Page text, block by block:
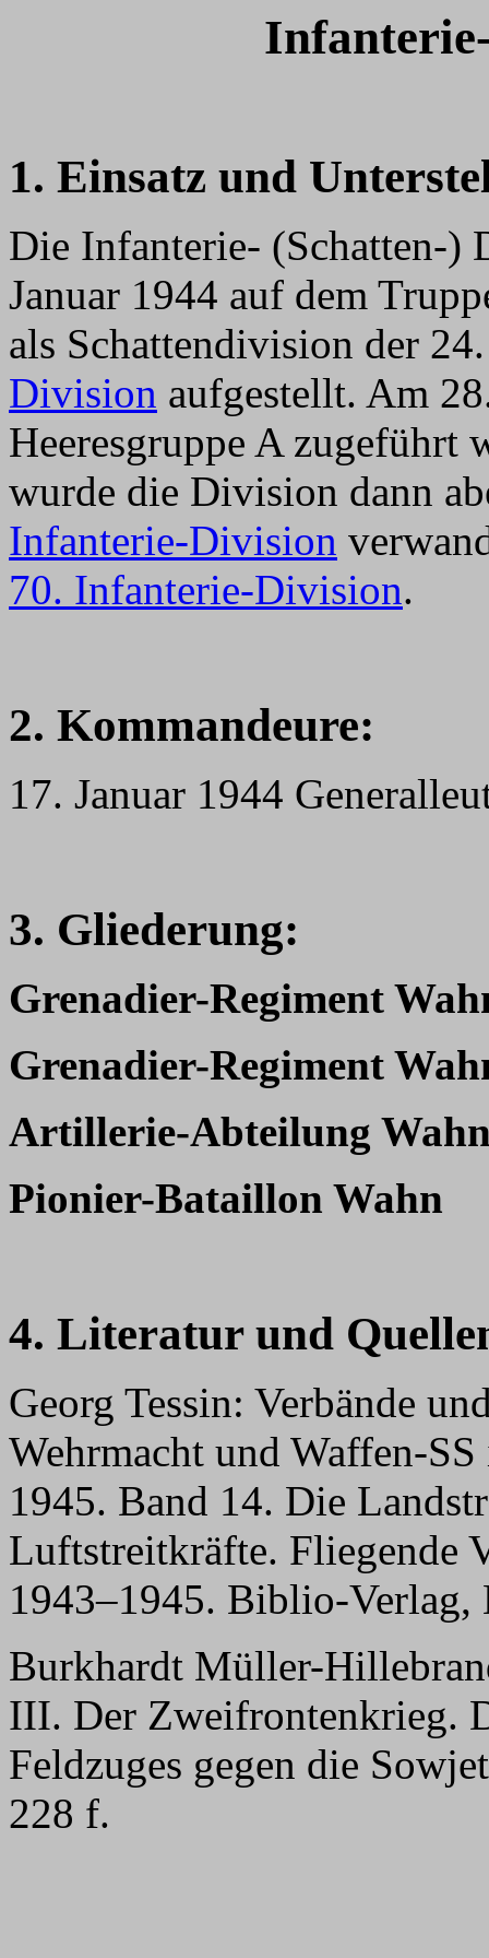
1. Einsatz und
Die Infanterie- (Schatten-)
Januar 1944 auf dem
als Schattendivision der
Division aufgestellt. Am
Heeresgruppe A zugeführt
wurde die Division dann
Infanterie-Division
70. Infanterie-Division.
2. Kommandeure:
17. Januar 1944
3. Gliederung:
Grenadier-Regiment
Grenadier-Regiment
Artillerie-Abteilung
Pionier-Bataillon Wahn
4. Literatur und
Georg Tessin: Verbände
Wehrmacht und Waffen-
1945. Band 14. Die
Luftstreitkräfte. Fliegende
1943–1945. Biblio-Verlag,
Burkhardt Müller-
III. Der Zweifrontenkrieg.
Feldzuges gegen die
228 f.